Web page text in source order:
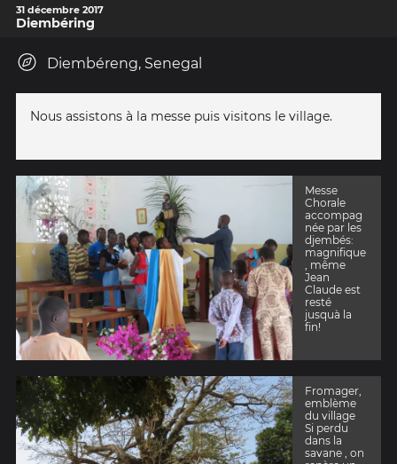
31 décembre 2017
Diembéring
Diembéreng, Senegal
Nous assistons à la messe puis visitons le village.
Messe
Chorale
accompag
née par les
djembés:
magnifique
, même
Jean
Claude est
resté
jusquà la
fin!
Fromager,
emblème
du village
Si perdu
dans la
savane , on